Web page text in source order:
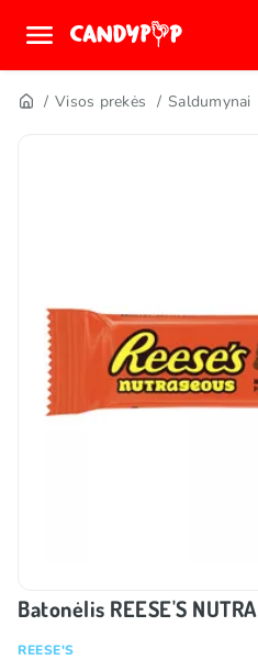
Visos prekės Saldumynai
Batonėlis REESE'S
REESE'S